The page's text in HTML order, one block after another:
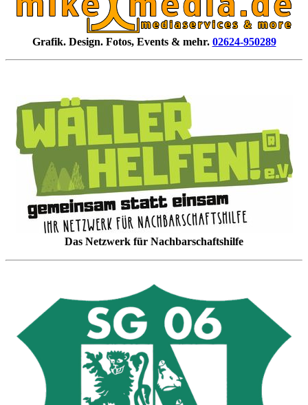
Grafik. Design. Fotos, Events & mehr. 02624-950289
Das Netzwerk für Nachbarschaftshilfe